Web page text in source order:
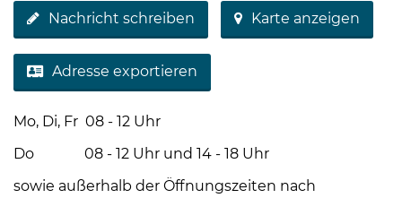
Fr
08
Uhr
Do
Nachricht schreiben Karte anzeigen
Adresse exportieren
Mo, Di, Fr 08 - 12 Uhr
Do 08 - 12 Uhr und 14 - 18 Uhr
sowie außerhalb der Öffnungszeiten nach